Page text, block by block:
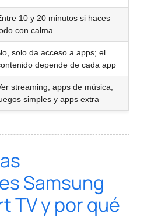
10 y 20 minutos si haces
con calma
solo da acceso a apps; el
depende de cada app
streaming, apps de música,
simples y apps extra
Samsung
TV y por qué